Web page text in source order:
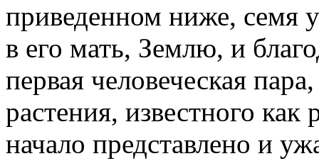
приведенном ниже, семя
в его мать, Землю, и
первая человеческая
растения, известного
начало представлено и